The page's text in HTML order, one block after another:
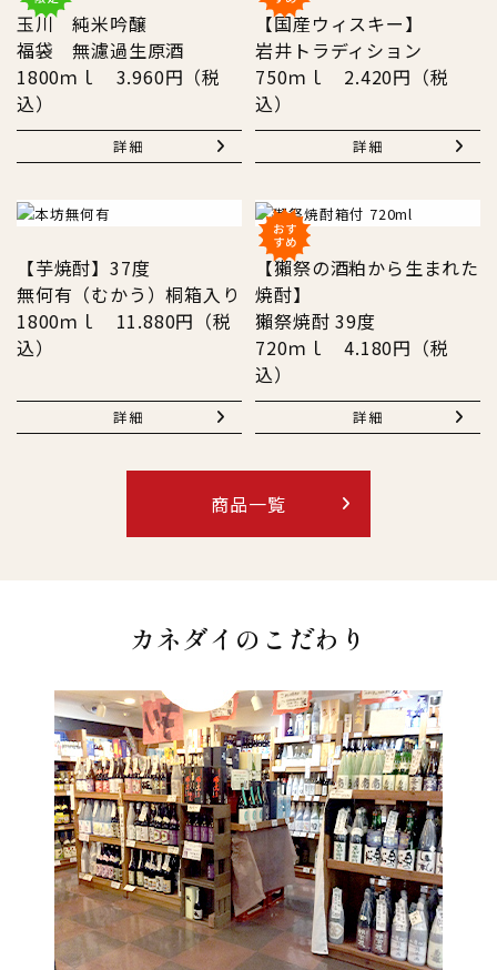
玉川 純米吟醸
福袋 無濾過生原酒
1800ｍｌ 3.960円（税
込）
詳細
【国産ウィスキー】
岩井トラディション
750ｍｌ 2.420円（税
込）
詳細
【芋焼酎】37度
無何有（むかう）桐箱入り
1800ｍｌ 11.880円（税
込）
詳細
【獺祭の酒粕から生まれた
焼酎】
獺祭焼酎 39度
720ｍｌ 4.180円（税
込）
詳細
商品一覧
カネダイのこだわり